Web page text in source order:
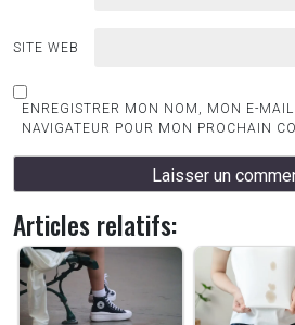
SITE WEB
ENREGISTRER MON NOM, MON E-
NAVIGATEUR POUR MON PROCHAIN
Articles relatifs: